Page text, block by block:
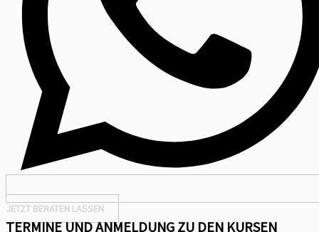
JETZT BERATEN LASSEN
TERMINE UND ANMELDUNG ZU DEN KURSEN